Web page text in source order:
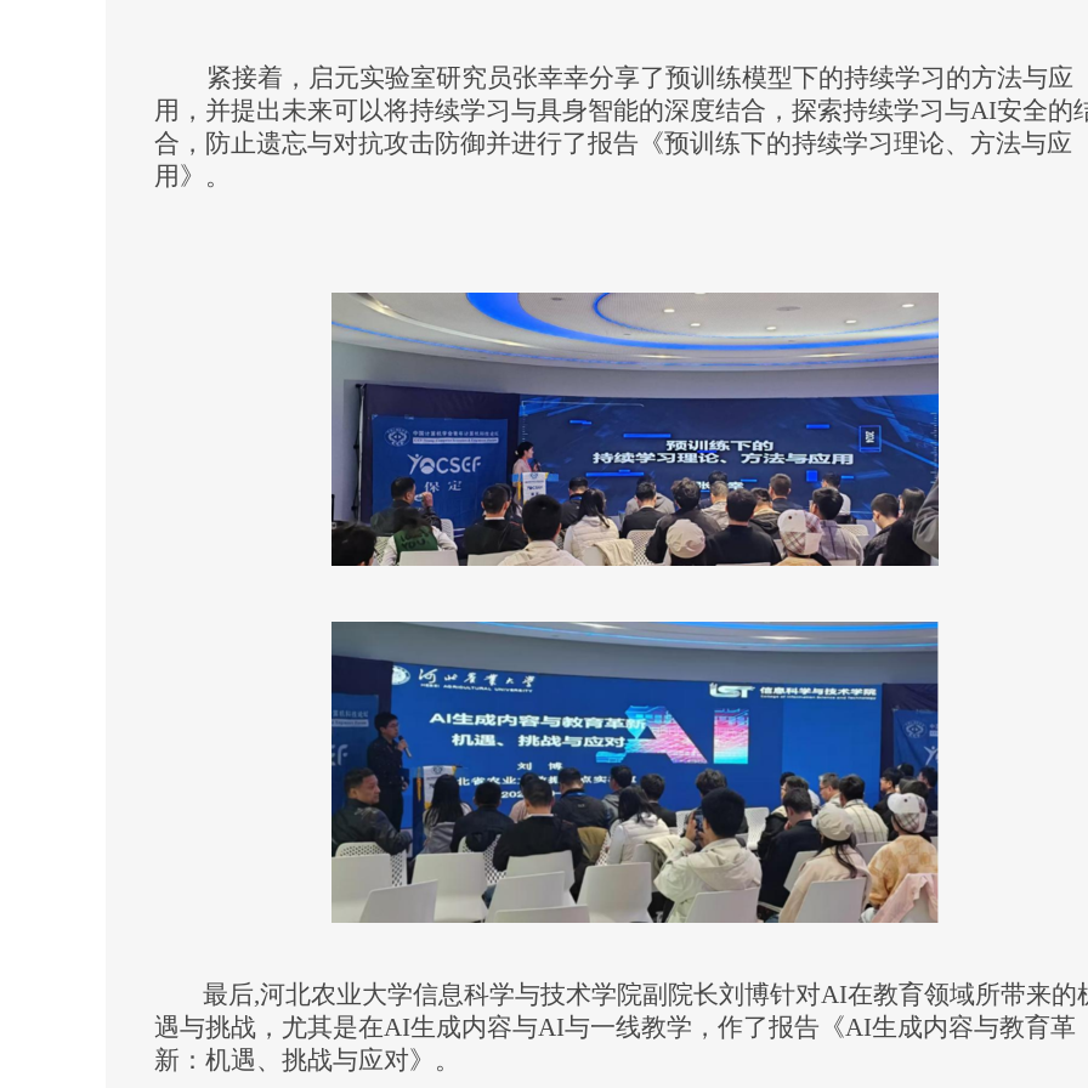
紧接着，启元实验室研究员张幸幸分享了预训练模型下的持续学习的方法与应
用，并提出未来可以将持续学习与具身智能的深度结合，探索持续学习与AI安全的
合，防止遗忘与对抗攻击防御并进行了报告 《预训练下的持续学习理论、方法与应
用》 。
最后,河北农业大学信息科学与技术学院副院长刘博针对AI在教育领域所带来的
遇与挑战，尤其是在AI生成内容与AI与一线教学， 作了报告 《AI生成内容与教育革
新：机遇、挑战与应对》 。